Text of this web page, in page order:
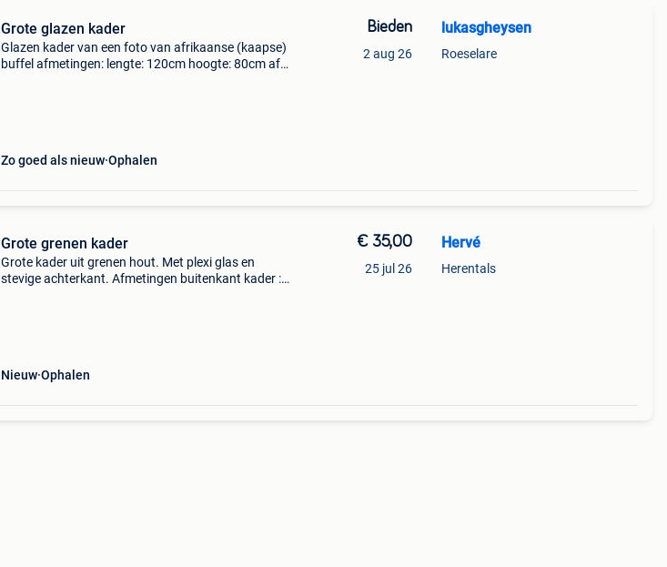
Grote glazen kader
Glazen kader van een foto van afrikaanse (kaapse)
buffel afmetingen: lengte: 120cm hoogte: 80cm af
Zo goed als nieuw Ophalen
Bieden
2 aug 26
lukasgheysen
Roeselare
Grote grenen kader
Grote kader uit grenen hout. Met plexi glas en
stevige achterkant. Afmetingen buitenkant kader :
Nieuw Ophalen
€ 35,00
25 jul 26
Hervé
Herentals